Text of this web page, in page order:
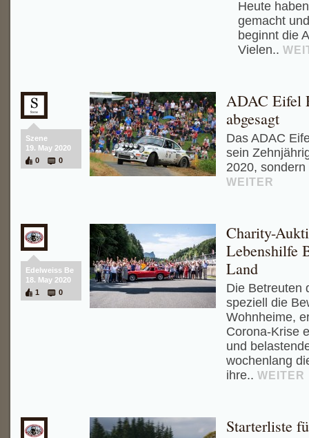
Heute
gemacht
beginnt die
Vielen..
Szene
19. May 2020
0
0
ADAC Eifel
abgesagt
Das ADAC
sein
2020,
WEITER
Edelweiss Be
18. May 2020
1
0
Charity-
Lebenshilfe
Land
Die Betreuten
speziell die
Wohnheime,
Corona-Krise
und
wochenlang
ihre.. WEITER
Starterliste